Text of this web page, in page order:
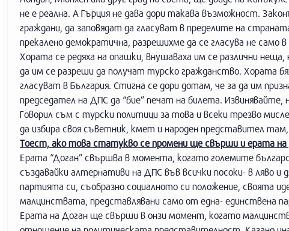
не е реална. А Гърция не дава дори такава възможност.
граждани, да заповядат да гласуват в пределите на
прекалено демократична, разрешихме да се гласува не
Хората се редяха на опашки, внушаваха им се различни
да им се разреши да получат турско гражданство. Хората
гласуват в България. Стигна се дори дотам, че за да им
председател на ДПС да “бие” печат на билета. Извинявайте,
Говорил съм с турски политици за това и всеки трезво
да избира своя съветник, кмет и народен представител
Тоест, ако това статукво се промени ще свърши и ерата
Ерата “Доган” свършва в момента, когато големите
създавайки алтернативи на ДПС във всички посоки- в ляво
партията си, съобразно социалното си положение, своята
малцинствата, представлявани само от една- единствена
Ерата на Доган ще свърши в онзи момент, когато